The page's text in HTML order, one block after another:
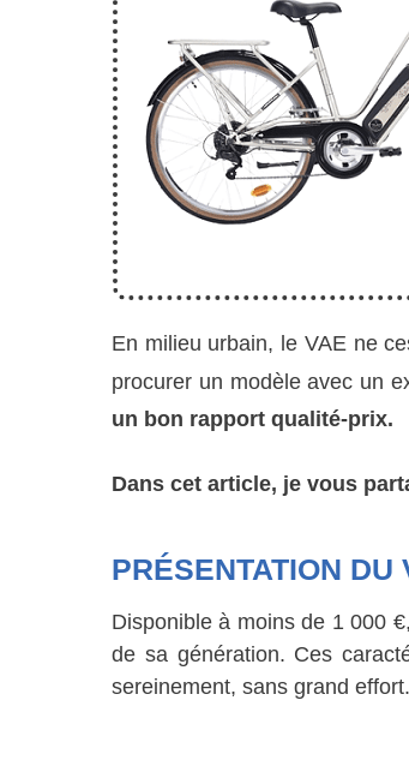
En milieu urbain, le VAE ne
procurer un modèle avec un
un bon rapport qualité-prix.
Dans cet article, je vous
PRÉSENTATION
Disponible à moins de 1 000
de sa génération. Ces
sereinement, sans grand effort.